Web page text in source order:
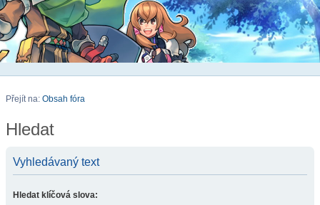
Přejít na: Obsah fóra
Hledat
Vyhledávaný text
Hledat klíčová slova: